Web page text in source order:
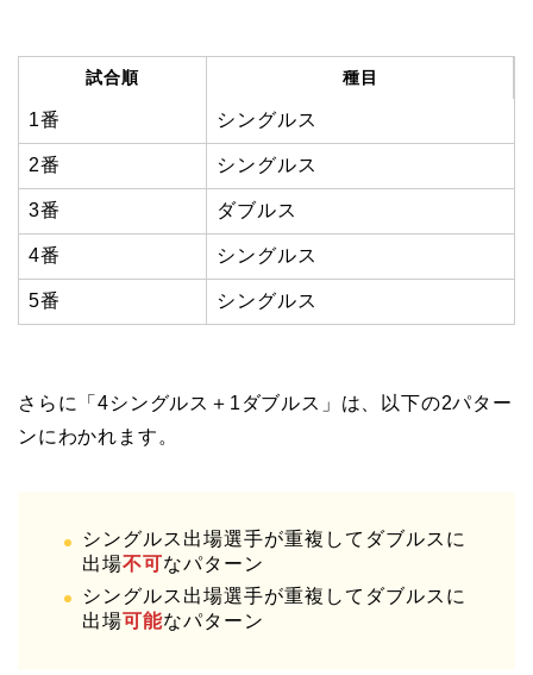
試合順 種目
1番 シングルス
2番 シングルス
3番 ダブルス
4番 シングルス
5番 シングルス
さらに「4シングルス＋1ダブルス」は、以下の2パター
ンにわかれます。
シングルス出場選手が重複してダブルスに
出場不可なパターン
シングルス出場選手が重複してダブルスに
出場可能なパターン